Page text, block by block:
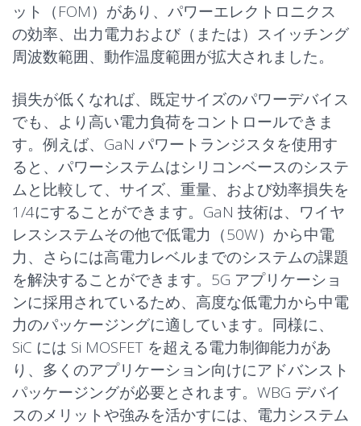
ット（FOM）があり、パワーエレクトロニクス
の効率、出力電力および（または）スイッチング
周波数範囲、動作温度範囲が拡大されました。
損失が低くなれば、既定サイズのパワーデバイス
でも、より高い電力負荷をコントロールできま
す。例えば、GaN パワートランジスタを使用す
ると、パワーシステムはシリコンベースのシステ
ムと比較して、サイズ、重量、および効率損失を
1/4にすることができます。GaN 技術は、ワイヤ
レスシステムその他で低電力（50W）から中電
力、さらには高電力レベルまでのシステムの課題
を解決することができます。5G アプリケーショ
ンに採用されているため、高度な低電力から中電
力のパッケージングに適しています。同様に、
SiC には Si MOSFET を超える電力制御能力があ
り、多くのアプリケーション向けにアドバンスト
パッケージングが必要とされます。WBG デバイ
スのメリットや強みを活かすには、電力システム